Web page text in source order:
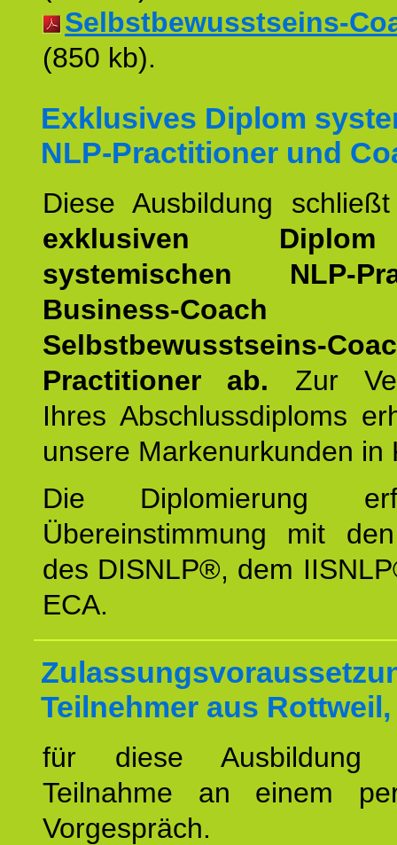
Selbstbewusstseins-
(850 kb).
Exklusives Diplom
NLP-Practitioner und
Diese Ausbildung
exklusiven
systemischen NLP-
Business-Coach
Selbstbewusstseins-
Practitioner ab. Zur
Ihres Abschlussdiploms
unsere Markenurkunden in
Die Diplomierung
Übereinstimmung mit
des DISNLP®, dem
ECA.
Teilnehmer aus Rottweil,
für diese
Teilnahme an einem
Vorgespräch.